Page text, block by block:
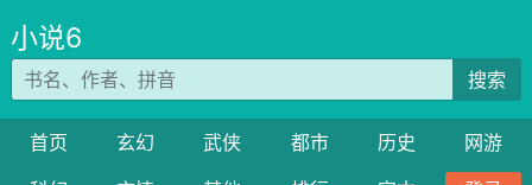
小说6
搜索
首页 玄幻 武侠 都市 历史
网游